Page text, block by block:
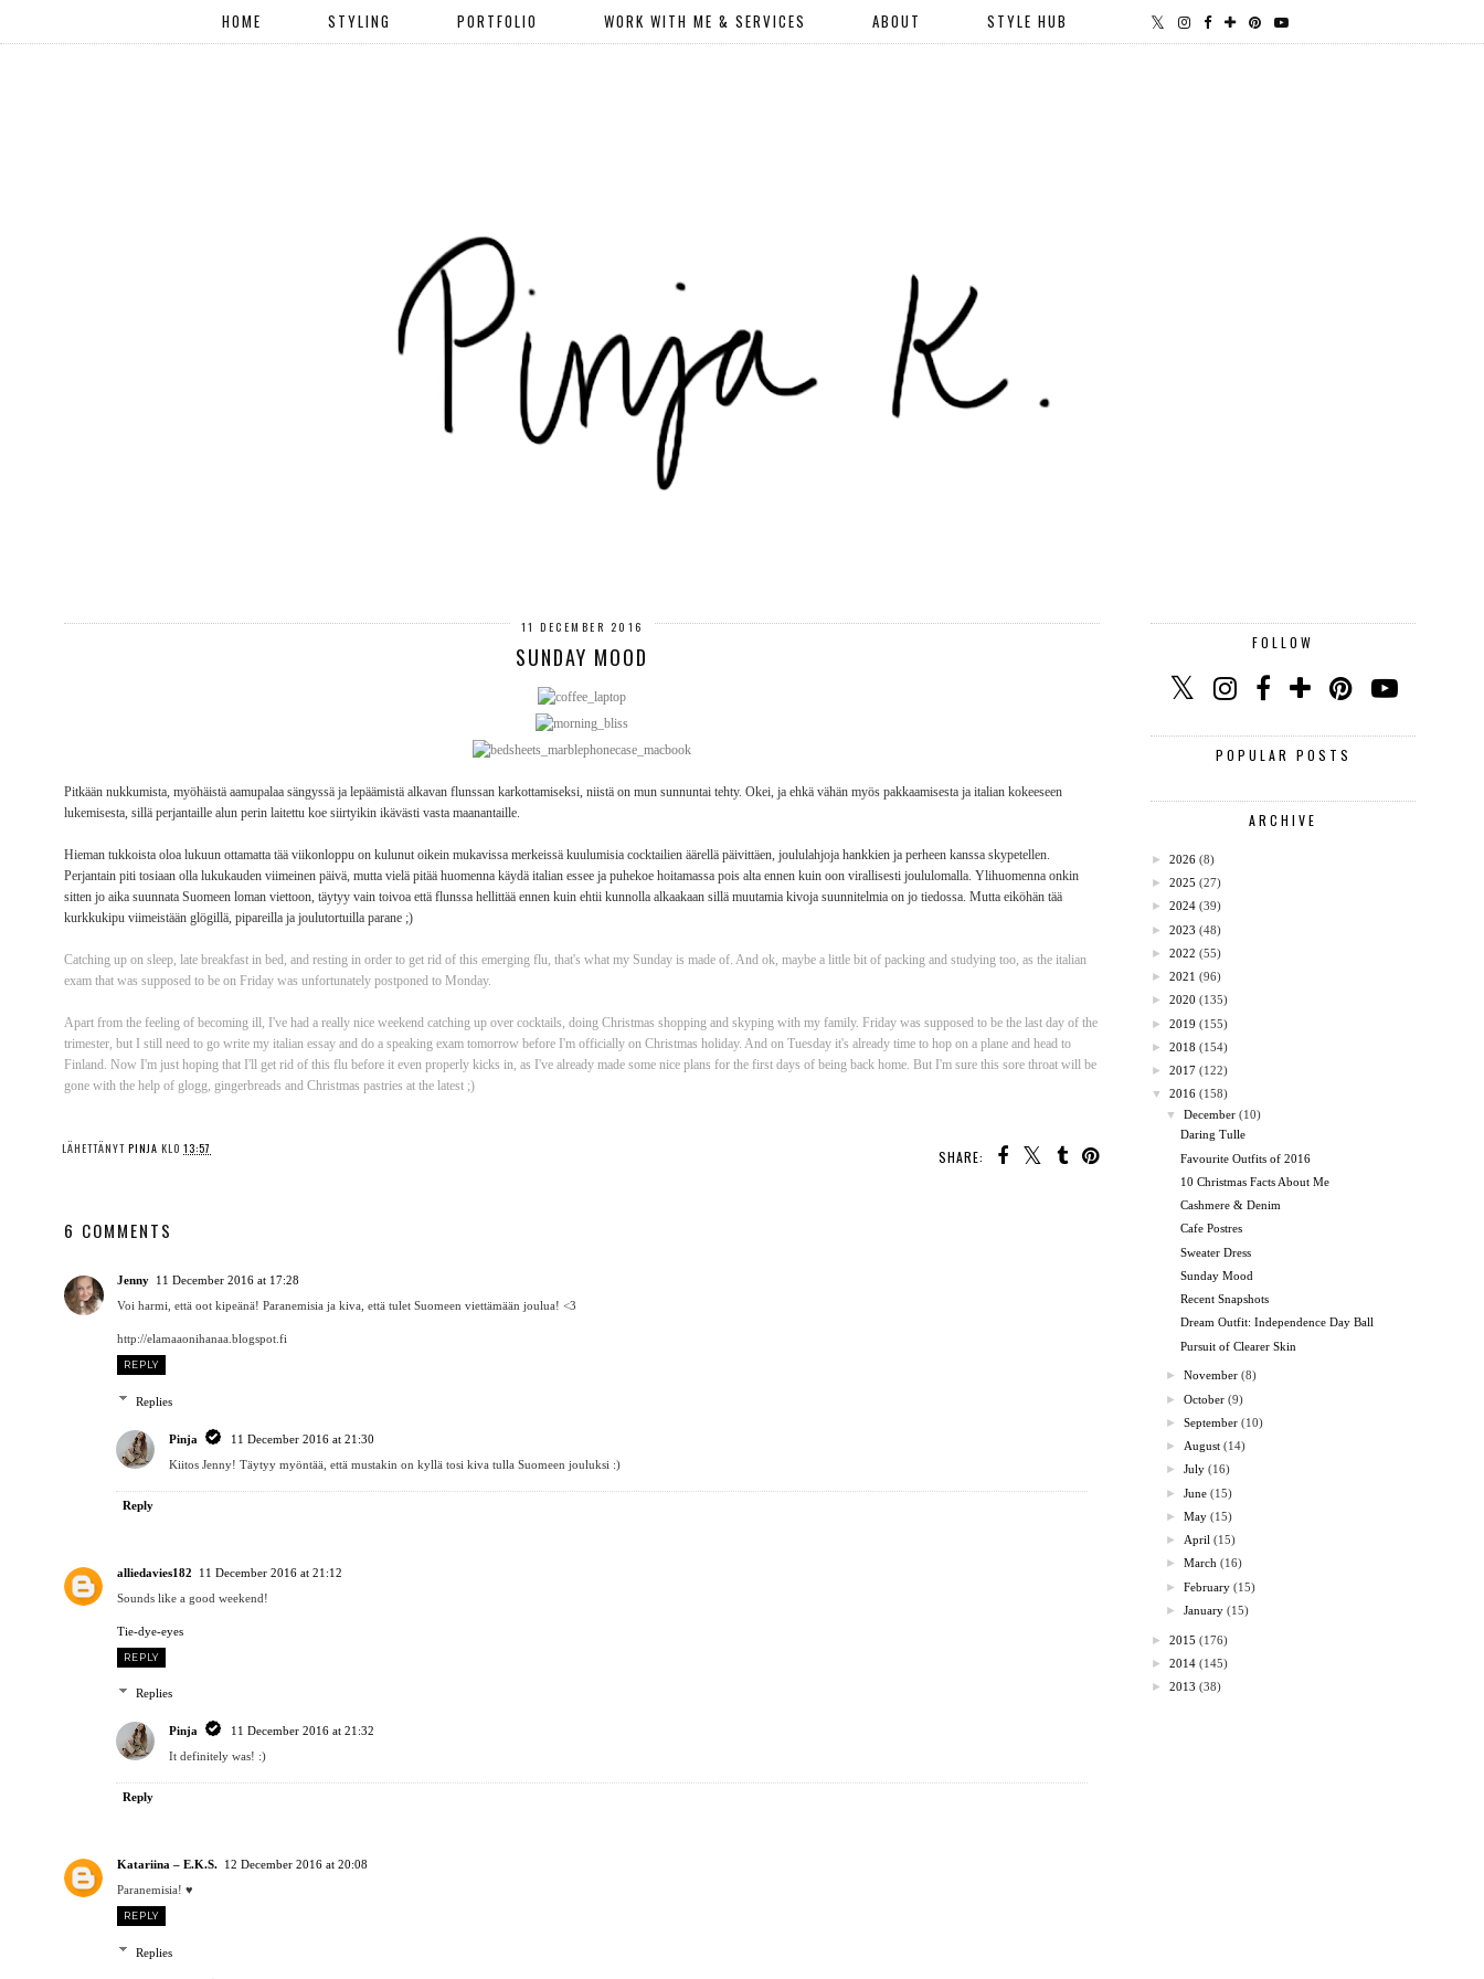
HOME STYLING PORTFOLIO WORK WITH ME & SERVICES ABOUT STYLE HUB
11 DECEMBER 2016
SUNDAY MOOD
Pitkään nukkumista, myöhäistä aamupalaa sängyssä ja lepäämistä alkavan flunssan karkottamiseksi, niistä on mun sunnuntai tehty. Okei, ja ehkä vähän myös pakkaamisesta ja italian kokeeseen
lukemisesta, sillä perjantaille alun perin laitettu koe siirtyikin ikävästi vasta maanantaille.
Hieman tukkoista oloa lukuun ottamatta tää viikonloppu on kulunut oikein mukavissa merkeissä kuulumisia cocktailien äärellä päivittäen, joululahjoja hankkien ja perheen kanssa skypetellen.
Perjantain piti tosiaan olla lukukauden viimeinen päivä, mutta vielä pitää huomenna käydä italian essee ja puhekoe hoitamassa pois alta ennen kuin oon virallisesti joululomalla. Ylihuomenna onkin
sitten jo aika suunnata Suomeen loman viettoon, täytyy vain toivoa että flunssa hellittää ennen kuin ehtii kunnolla alkaakaan sillä muutamia kivoja suunnitelmia on jo tiedossa. Mutta eiköhän tää
kurkkukipu viimeistään glögillä, pipareilla ja joulutortuilla parane ;)
Catching up on sleep, late breakfast in bed, and resting in order to get rid of this emerging flu, that's what my Sunday is made of. And ok, maybe a little bit of packing and studying too, as the italian
exam that was supposed to be on Friday was unfortunately postponed to Monday.
Apart from the feeling of becoming ill, I've had a really nice weekend catching up over cocktails, doing Christmas shopping and skyping with my family. Friday was supposed to be the last day of the
trimester, but I still need to go write my italian essay and do a speaking exam tomorrow before I'm officially on Christmas holiday. And on Tuesday it's already time to hop on a plane and head to
Finland. Now I'm just hoping that I'll get rid of this flu before it even properly kicks in, as I've already made some nice plans for the first days of being back home. But I'm sure this sore throat will be
gone with the help of glogg, gingerbreads and Christmas pastries at the latest ;)
SHARE:
LÄHETTÄNYT PINJA KLO 13:57
6 COMMENTS
Jenny 11 December 2016 at 17:28
Voi harmi, että oot kipeänä! Paranemisia ja kiva, että tulet Suomeen viettämään joulua! <3
http://elamaaonihanaa.blogspot.fi
REPLY
Replies
Pinja
11 December 2016 at 21:30
Kiitos Jenny! Täytyy myöntää, että mustakin on kyllä tosi kiva tulla Suomeen jouluksi :)
Reply
alliedavies182
11 December 2016 at 21:12
Sounds like a good weekend!
Tie-dye-eyes
REPLY
Replies
Pinja
11 December 2016 at 21:32
It definitely was! :)
Reply
Katariina – E.K.S. 12 December 2016 at 20:08
Paranemisia! ♥
REPLY
Replies
FOLLOW
POPULAR POSTS
ARCHIVE
► 2026 (8)
► 2025 (27)
► 2024 (39)
► 2023 (48)
► 2022 (55)
► 2021 (96)
► 2020 (135)
► 2019 (155)
► 2018 (154)
► 2017 (122)
▼
2016 (158)
▼
December (10)
Daring Tulle
Favourite Outfits of 2016
10 Christmas Facts About Me
Cashmere & Denim
Cafe Postres
Sweater Dress
Sunday Mood
Recent Snapshots
Dream Outfit: Independence Day Ball
Pursuit of Clearer Skin
►November (8)
►October (9)
►September (10)
► August (14)
►July (16)
►June (15)
►May (15)
► April (15)
►March (16)
►February (15)
►January (15)
► 2015 (176)
► 2014 (145)
► 2013 (38)